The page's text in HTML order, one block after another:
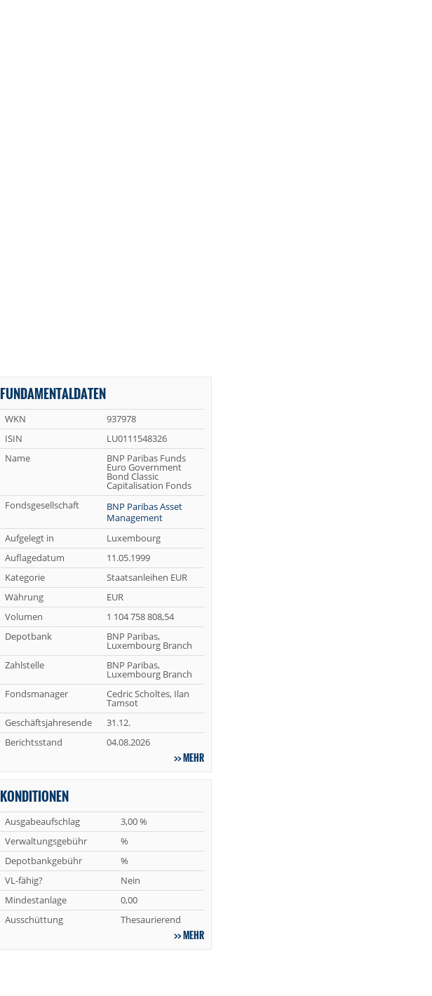
FUNDAMENTALDATEN
WKN
937978
ISIN
LU0111548326
Name
BNP Paribas Funds
Euro Government
Bond Classic
Capitalisation Fonds
Fondsgesellschaft
BNP Paribas Asset
Management
Aufgelegt in
Luxembourg
Auflagedatum
11.05.1999
Kategorie
Staatsanleihen EUR
Währung
EUR
Volumen
1 104 758 808,54
Depotbank
BNP Paribas,
Luxembourg Branch
Zahlstelle
BNP Paribas,
Luxembourg Branch
Fondsmanager
Cedric Scholtes, Ilan
Tamsot
Geschäftsjahresende
31.12.
Berichtsstand
04.08.2026
MEHR
KONDITIONEN
Ausgabeaufschlag
3,00 %
Verwaltungsgebühr
%
Depotbankgebühr
%
VL-fähig?
Nein
Mindestanlage
0,00
Ausschüttung
Thesaurierend
MEHR